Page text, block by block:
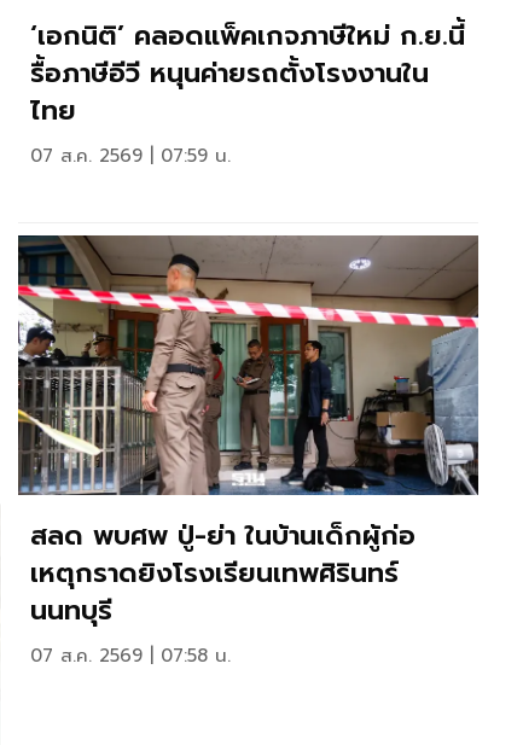
‘เอกนิติ’ คลอดแพ็คเกจภาษีใหม่ ก.ย.นี้
รื้อภาษีอีวี หนุนค่ายรถตั้งโรงงานใน
ไทย
07 ส.ค. 2569 | 07:59 น.
สลด พบศพ ปู่-ย่า ในบ้านเด็กผู้ก่อ
เหตุกราดยิงโรงเรียนเทพศิรินทร์
นนทบุรี
07 ส.ค. 2569 | 07:58 น.